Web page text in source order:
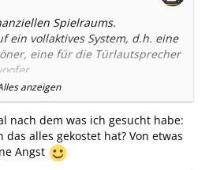
Spielraums.
ein vollaktives System, d.h. eine
eine für die Türlautsprecher
einen DSP und ich habe versucht
zu bleiben, da in der kleinen
selbst das teuerste
audiophilen Höhepunkt
anzeigen
nach dem was ich gesucht habe:
alles gekostet hat? Von etwas
Angst